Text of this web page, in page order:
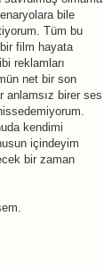
bile
Tüm bu
film hayata
reklamları
net bir son
anlamsız birer ses
kendimi
içindeyim
bir zaman